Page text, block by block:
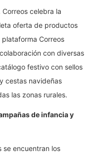
celebra la
oferta de productos
Correos
con diversas
festivo con sellos
cestas navideñas
las zonas rurales.
de infancia y
se encuentran los